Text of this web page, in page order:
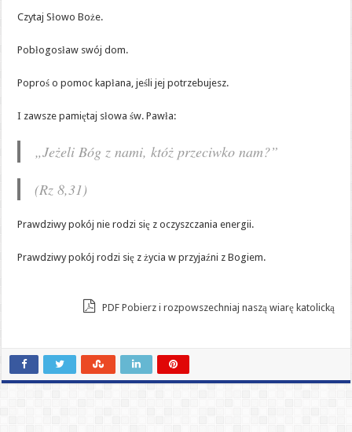
Czytaj Słowo Boże.
Pobłogosław swój dom.
Poproś o pomoc kapłana, jeśli jej potrzebujesz.
I zawsze pamiętaj słowa św. Pawła:
„Jeżeli Bóg z nami, któż przeciwko nam?”
(Rz 8,31)
Prawdziwy pokój nie rodzi się z oczyszczania energii.
Prawdziwy pokój rodzi się z życia w przyjaźni z Bogiem.
PDF Pobierz i rozpowszechniaj naszą wiarę katolicką